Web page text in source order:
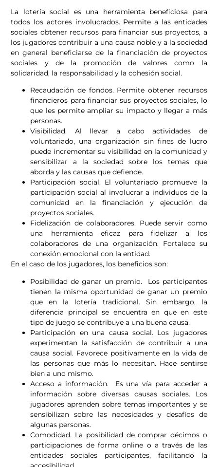
La lotería social es una herramienta beneficiosa para
todos los actores involucrados. Permite a las entidades
sociales obtener recursos para financiar sus proyectos, a
los jugadores contribuir a una causa noble y a la sociedad
en general beneficiarse de la financiación de proyectos
sociales y de la promoción de valores como la
solidaridad, la responsabilidad y la cohesión social.
Recaudación de fondos. Permite obtener recursos
financieros para financiar sus proyectos sociales, lo
que les permite ampliar su impacto y llegar a más
personas.
Visibilidad. Al llevar a cabo actividades de
voluntariado, una organización sin fines de lucro
puede incrementar su visibilidad en la comunidad y
sensibilizar a la sociedad sobre los temas que
aborda y las causas que defiende.
Participación social. El voluntariado promueve la
participación social al involucrar a individuos de la
comunidad en la financiación y ejecución de
proyectos sociales.
Fidelización de colaboradores. Puede servir como
una herramienta eficaz para fidelizar a los
colaboradores de una organización. Fortalece su
conexión emocional con la entidad.
En el caso de los jugadores, los beneficios son:
Posibilidad de ganar un premio. Los participantes
tienen la misma oportunidad de ganar un premio
que en la lotería tradicional. Sin embargo, la
diferencia principal se encuentra en que en este
tipo de juego se contribuye a una buena causa.
Participación en una causa social. Los jugadores
experimentan la satisfacción de contribuir a una
causa social. Favorece positivamente en la vida de
las personas que más lo necesitan. Hace sentirse
bien a uno mismo.
Acceso a información. Es una vía para acceder a
información sobre diversas causas sociales. Los
jugadores aprenden sobre temas importantes y se
sensibilizan sobre las necesidades y desafíos de
algunas personas.
Comodidad. La posibilidad de comprar décimos o
participaciones de forma online o a través de las
entidades sociales participantes, facilitando la